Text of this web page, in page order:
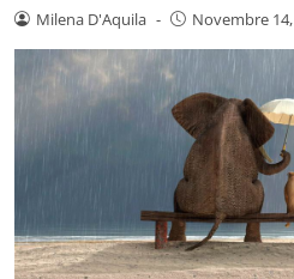
Milena D'Aquila - Novembre